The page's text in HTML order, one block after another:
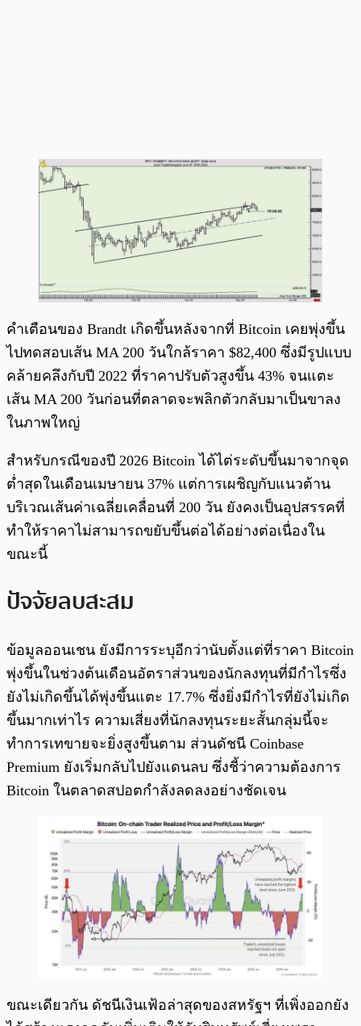
คำเตือนของ Brandt เกิดขึ้นหลังจากที่ Bitcoin เคยพุ่งขึ้น
ไปทดสอบเส้น MA 200 วันใกล้ราคา $82,400 ซึ่งมีรูปแบบ
คล้ายคลึงกับปี 2022 ที่ราคาปรับตัวสูงขึ้น 43% จนแตะ
เส้น MA 200 วันก่อนที่ตลาดจะพลิกตัวกลับมาเป็นขาลง
ในภาพใหญ่
สำหรับกรณีของปี 2026 Bitcoin ได้ไต่ระดับขึ้นมาจากจุด
ต่ำสุดในเดือนเมษายน 37% แต่การเผชิญกับแนวต้าน
บริเวณเส้นค่าเฉลี่ยเคลื่อนที่ 200 วัน ยังคงเป็นอุปสรรคที่
ทำให้ราคาไม่สามารถขยับขึ้นต่อได้อย่างต่อเนื่องใน
ขณะนี้
ปัจจัยลบสะสม
ข้อมูลออนเชน ยังมีการระบุอีกว่านับตั้งแต่ที่ราคา Bitcoin
พุ่งขึ้นในช่วงต้นเดือนอัตราส่วนของนักลงทุนที่มีกำไรซึ่ง
ยังไม่เกิดขึ้นได้พุ่งขึ้นแตะ 17.7% ซึ่งยิ่งมีกำไรที่ยังไม่เกิด
ขึ้นมากเท่าไร ความเสี่ยงที่นักลงทุนระยะสั้นกลุ่มนี้จะ
ทำการเทขายจะยิ่งสูงขึ้นตาม ส่วนดัชนี Coinbase
Premium ยังเริ่มกลับไปยังแดนลบ ซึ่งชี้ว่าความต้องการ
Bitcoin ในตลาดสปอตกำลังลดลงอย่างชัดเจน
ขณะเดียวกัน ดัชนีเงินเฟ้อล่าสุดของสหรัฐฯ ที่เพิ่งออกยัง